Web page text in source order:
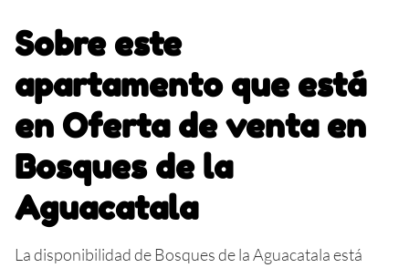
Sobre este
apartamento que está
en Oferta de venta en
Bosques de la
Aguacatala
La disponibilidad de Bosques de la Aguacatala está